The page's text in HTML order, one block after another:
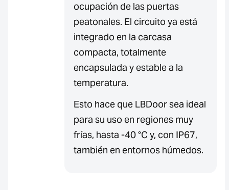
ocupación de las puertas
peatonales. El circuito ya está
integrado en la carcasa
compacta, totalmente
encapsulada y estable a la
temperatura.
Esto hace que LBDoor sea ideal
para su uso en regiones muy
frías, hasta -40 °C y, con IP67,
también en entornos húmedos.